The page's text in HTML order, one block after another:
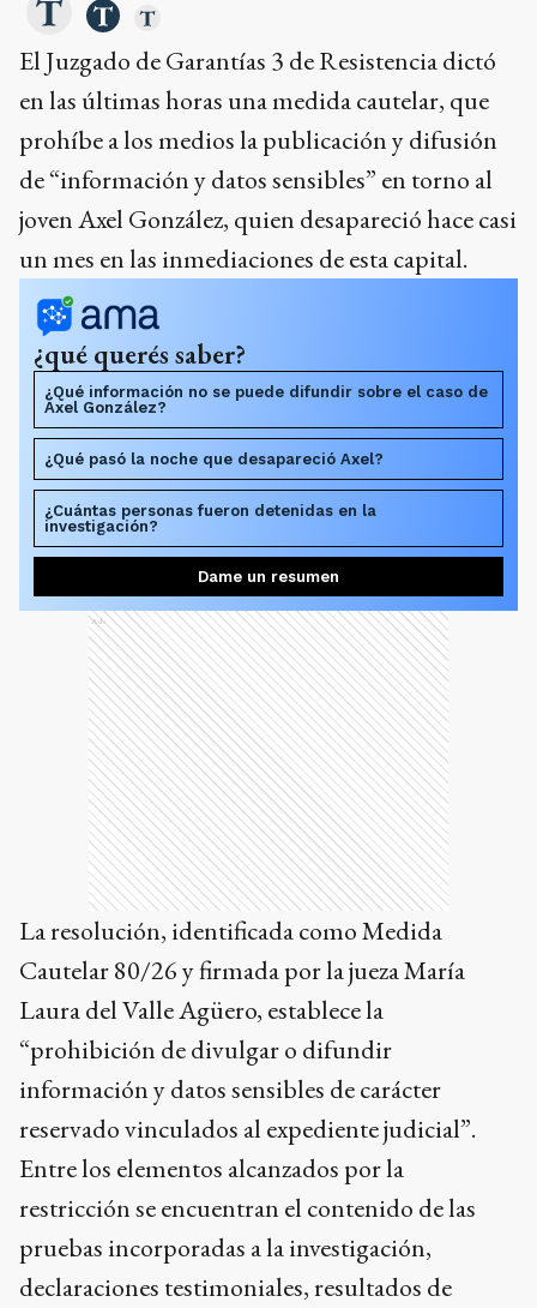
El Juzgado de Garantías 3 de Resistencia dictó
en las últimas horas una medida cautelar, que
prohíbe a los medios la publicación y difusión
de “información y datos sensibles” en torno al
joven Axel González, quien desapareció hace casi
un mes en las inmediaciones de esta capital.
¿qué querés saber?
¿Qué información no se puede difundir sobre el caso de
Axel González?
¿Qué pasó la noche que desapareció Axel?
¿Cuántas personas fueron detenidas en la
investigación?
Dame un resumen
Ads
La resolución, identificada como Medida
Cautelar 80/26 y firmada por la jueza María
Laura del Valle Agüero, establece la
“prohibición de divulgar o difundir
información y datos sensibles de carácter
reservado vinculados al expediente judicial”.
Entre los elementos alcanzados por la
restricción se encuentran el contenido de las
pruebas incorporadas a la investigación,
declaraciones testimoniales, resultados de